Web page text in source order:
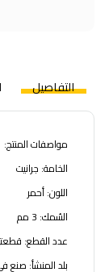
التفاصيل
مواصفات المنتج:
الخامة: جرانيت
اللون: أحمر
السُمك: 3 مم
عدد القطع:
بلد المنشأ: صنع